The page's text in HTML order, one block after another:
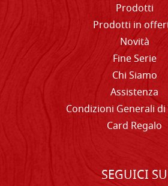
Prodotti
Prodotti in
Novità
Fine Serie
Chi Siamo
Assistenza
Condizioni Generali
Card Regalo
SEGUICI SU